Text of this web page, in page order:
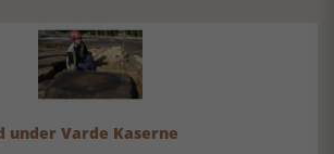
under Varde Kaserne